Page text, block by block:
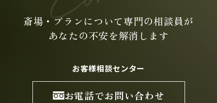
斎場・プランについて専門の相談員が
あなたの不安を解消します
お客様相談センター
お電話でお問い合わせ